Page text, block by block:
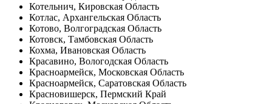
Котельнич, Кировская Область
Котлас, Архангельская Область
Котово, Волгоградская Область
Котовск, Тамбовская Область
Кохма, Ивановская Область
Красавино, Вологодская Область
Красноармейск, Московская Область
Красноармейск, Саратовская Область
Красновишерск, Пермский Край